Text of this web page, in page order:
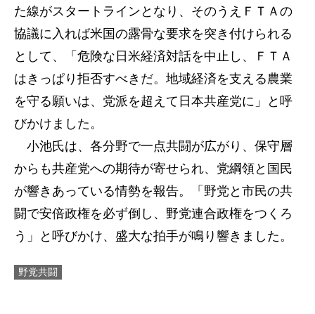
た線がスタートラインとなり、そのうえＦＴＡの
協議に入れば米国の露骨な要求を突き付けられる
として、「危険な日米経済対話を中止し、ＦＴＡ
はきっぱり拒否すべきだ。地域経済を支える農業
を守る願いは、党派を超えて日本共産党に」と呼
びかけました。
小池氏は、各分野で一点共闘が広がり、保守層
からも共産党への期待が寄せられ、党綱領と国民
が響きあっている情勢を報告。「野党と市民の共
闘で安倍政権を必ず倒し、野党連合政権をつくろ
う」と呼びかけ、盛大な拍手が鳴り響きました。
野党共闘